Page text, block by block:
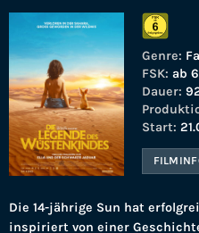
Genre:
FSK: ab
Dauer:
Start:
Die 14-jährige Sun hat
inspiriert von einer